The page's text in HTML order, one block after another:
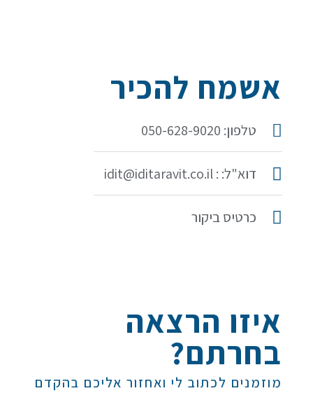
איזו הרצאה
בחרתם?
מוזמנים לכתוב לי ואחזור אליכם בהקדם
אשמח להכיר
טלפון: 050-628-9020
דוא"ל: : idit@iditaravit.co.il
כרטיס ביקור